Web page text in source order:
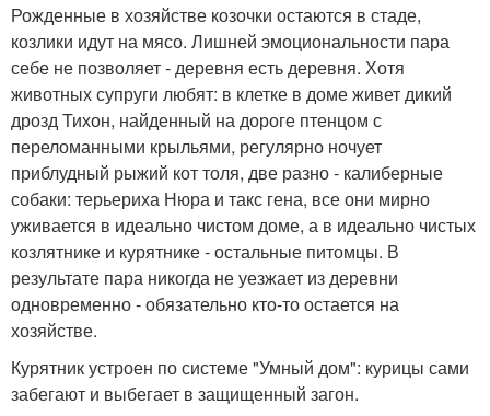
Рожденные в хозяйстве козочки остаются в стаде,
козлики идут на мясо. Лишней эмоциональности пара
себе не позволяет - деревня есть деревня. Хотя
животных супруги любят: в клетке в доме живет дикий
дрозд Тихон, найденный на дороге птенцом с
переломанными крыльями, регулярно ночует
приблудный рыжий кот толя, две разно - калиберные
собаки: терьериха Нюра и такс гена, все они мирно
уживается в идеально чистом доме, а в идеально чистых
козлятнике и курятнике - остальные питомцы. В
результате пара никогда не уезжает из деревни
одновременно - обязательно кто-то остается на
хозяйстве.
Курятник устроен по системе "Умный дом": курицы сами
забегают и выбегает в защищенный загон.